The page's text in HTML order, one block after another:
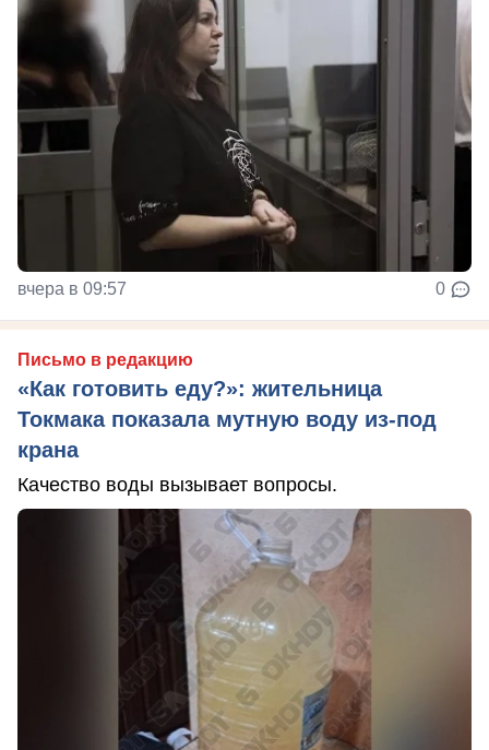
вчера в 09:57 0
Письмо в редакцию
«Как готовить еду?»: жительница
Токмака показала мутную воду из-под
крана
Качество воды вызывает вопросы.